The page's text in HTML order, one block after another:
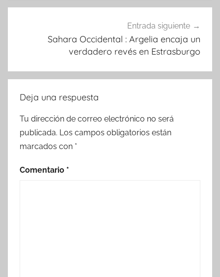
Entrada siguiente
Sahara Occidental : Argelia encaja un
verdadero revés en Estrasburgo
Deja una respuesta
Tu dirección de correo electrónico no será
publicada. Los campos obligatorios están
marcados con *
Comentario *